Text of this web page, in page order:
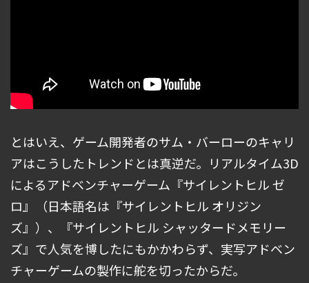
とはいえ、ゲーム開発者のサム・バーローのキャリ
アはこうしたトレンドとは真逆だ。リアルタイム3D
によるアドベンチャーゲーム『サイレントヒル ゼ
ロ』（日本語名は『サイレントヒル オリジン
ズ』）、『サイレントヒル シャッタードメモリー
ズ』で人気を博したにもかかわらず、実写アドベン
チャーゲームの製作に舵を切ったからだ。